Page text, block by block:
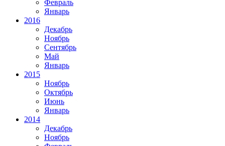
Февраль
Январь
2016
Декабрь
Ноябрь
Сентябрь
Май
Январь
2015
Ноябрь
Октябрь
Июнь
Январь
2014
Декабрь
Ноябрь